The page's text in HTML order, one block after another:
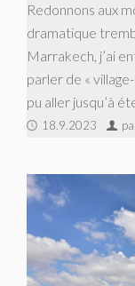
Redonnons aux
dramatique
Marrakech, j’ai
parler de «
pu aller jusqu’à
18.9.2023